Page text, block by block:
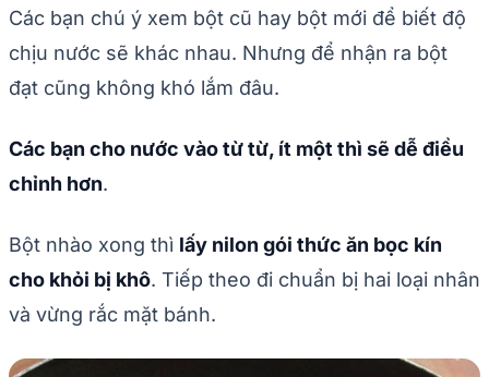
Các bạn chú ý xem bột cũ hay bột mới để biết độ
chịu nước sẽ khác nhau. Nhưng để nhận ra bột
đạt cũng không khó lắm đâu.
Các bạn cho nước vào từ từ, ít một thì sẽ dễ điều
chỉnh hơn.
Bột nhào xong thì lấy nilon gói thức ăn bọc kín
cho khỏi bị khô. Tiếp theo đi chuẩn bị hai loại nhân
và vừng rắc mặt bánh.